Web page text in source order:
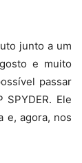
junto a um
e muito
passar
Ele
e, agora, nos